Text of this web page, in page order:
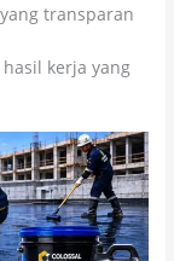
transparan
kerja yang